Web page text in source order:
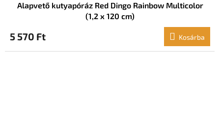
Alapvető kutyapóráz Red Dingo Rainbow Multicolor
(1,2 x 120 cm)
5 570 Ft Kosárba